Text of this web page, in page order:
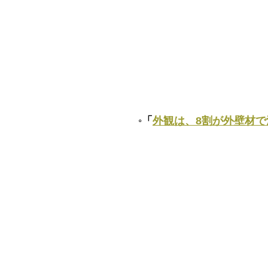
◦「 外観は、8割が外壁材